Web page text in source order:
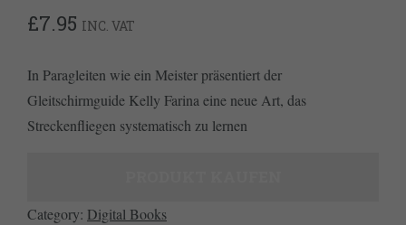
£7.95 INC. VAT
In Paragleiten wie ein Meister präsentiert der
Gleitschirmguide Kelly Farina eine neue Art, das
Streckenfliegen systematisch zu lernen
Category: Digital Books